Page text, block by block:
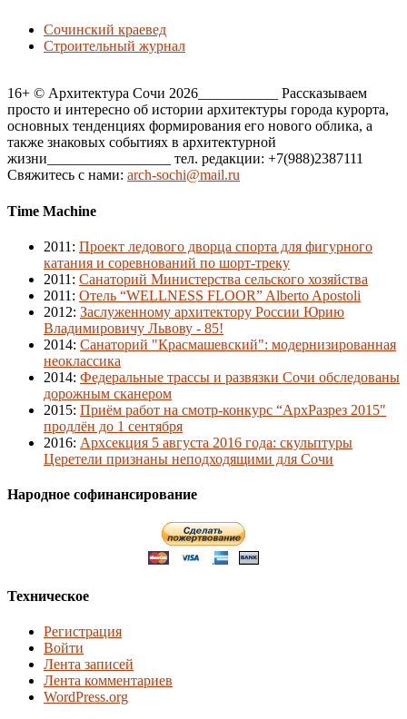
Сочинский краевед
Строительный журнал
16+ © Архитектура Сочи 2026___________ Рассказываем
просто и интересно об истории архитектуры города курорта,
основных тенденциях формирования его нового облика, а
также знаковых событиях в архитектурной
жизни_________________ тел. редакции: +7(988)2387111
Свяжитесь с нами: arch-sochi@mail.ru
Time Machine
2011 : Проект ледового дворца спорта для фигурного
катания и соревнований по шорт-треку
2011 : Санаторий Министерства сельского хозяйства
2011 : Отель “WELLNESS FLOOR” Alberto Apostoli
2012: Заслуженному архитектору России Юрию
Владимировичу Львову - 85!
2014: Санаторий "Красмашевский": модернизированная
неоклассика
2014: Федеральные трассы и развязки Сочи обследованы
дорожным сканером
2015: Приём работ на смотр-конкурс “АрхРазрез 2015″
продлён до 1 сентября
2016: Архсекция 5 августа 2016 года: скульптуры
Церетели признаны неподходящими для Сочи
Народное софинансирование
Техническое
Регистрация
Войти
Лента записей
Лента комментариев
WordPress.org